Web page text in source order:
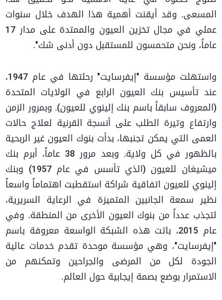
المسعى. وقد أيقنت أهمية هذا الهدف خلال سنوات
عملي في مجال تخزين العيون والممتدة على مدار 17
عاماً، ونحن متحمسون للمستقبل دون أدنى شك".
واستهلت مؤسسة "إيفرسايت" رحلتها في عام 1947،
عند تأسيس بنك العيون الرابع في الولايات المتحدة
(المعروف سابقاً باسم بنك إلينوي للعيون). وبمرور الزمن
وارتفاع وتيرة الطلب على أنسجة القرنية لعلاج حالات
العمى التي يمكن تجنبها، بدأت بنوك العيون غير الربحية
بالظهور في كل ولاية. وبعد مرور 38 عاماً، أبرم بنك
ميشيغان للعيون (الذي تأسس في عام 1957) وبنك
إلينوي للعيون اتفاقية شراكة استقطبت اهتماماً واسعاً
نظير سمعة الجانبين المتميزة في الرعاية السريرية،
لتجذب عدداً من بنوك العيون الأخرى من المنطقة. وفي
عام 2015، باتت هذه الشبكة الواسعة معروفة باسم
"إيفرسايت"، وهي مؤسسة موحدة تقدم خدمات عالية
الجودة لكل من المرضى والجراحين وتمكنهم من
الاستمرار بوضع بصمة إيجابية حول العالم.